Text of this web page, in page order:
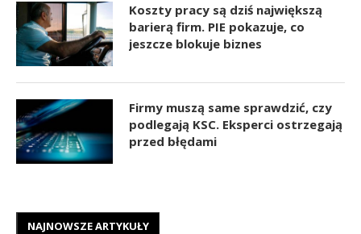
Koszty pracy są dziś największą
barierą firm. PIE pokazuje, co
jeszcze blokuje biznes
Firmy muszą same sprawdzić, czy
podlegają KSC. Eksperci ostrzegają
przed błędami
NAJNOWSZE ARTYKUŁY